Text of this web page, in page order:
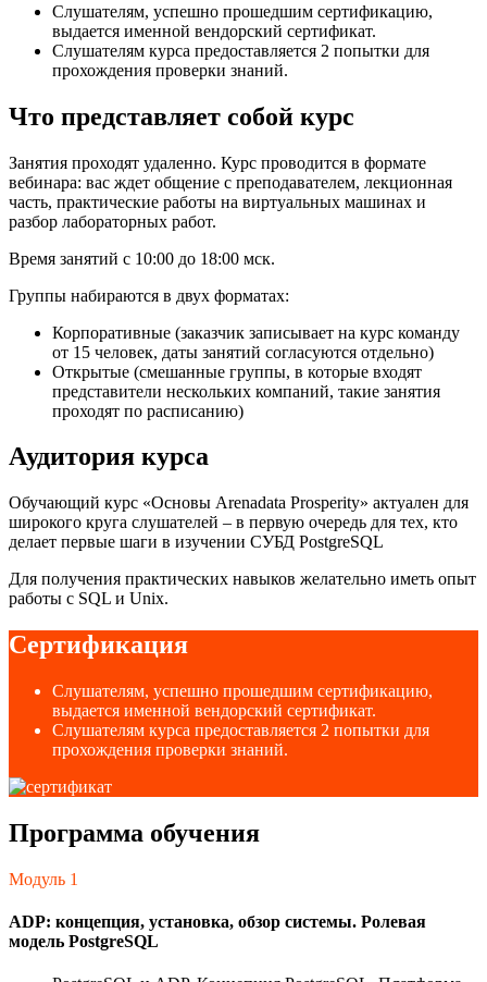
Слушателям, успешно прошедшим сертификацию,
выдается именной вендорский сертификат.
Слушателям курса предоставляется 2 попытки для
прохождения проверки знаний.
Что представляет собой курс
Занятия проходят удаленно. Курс проводится в формате
вебинара: вас ждет общение с преподавателем, лекционная
часть, практические работы на виртуальных машинах и
разбор лабораторных работ.
Время занятий с 10:00 до 18:00 мск.
Группы набираются в двух форматах:
Корпоративные (заказчик записывает на курс команду
от 15 человек, даты занятий согласуются отдельно)
Открытые (смешанные группы, в которые входят
представители нескольких компаний, такие занятия
проходят по расписанию)
Аудитория курса
Обучающий курс «Основы Arenadata Prosperity» актуален для
широкого круга слушателей – в первую очередь для тех, кто
делает первые шаги в изучении СУБД PostgreSQL
Для получения практических навыков желательно иметь опыт
работы с SQL и Unix.
Сертификация
Слушателям, успешно прошедшим сертификацию,
выдается именной вендорский сертификат.
Слушателям курса предоставляется 2 попытки для
прохождения проверки знаний.
Программа обучения
Модуль 1
ADP: концепция, установка, обзор системы. Ролевая
модель PostgreSQL